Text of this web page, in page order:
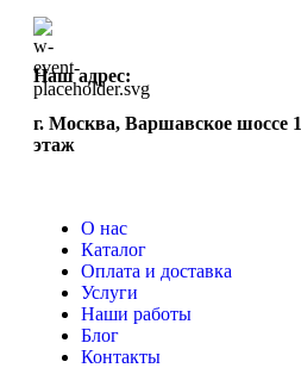
Наш адрес:
г. Москва, Варшавское шоссе
этаж
О нас
Каталог
Оплата и доставка
Услуги
Наши работы
Блог
Контакты